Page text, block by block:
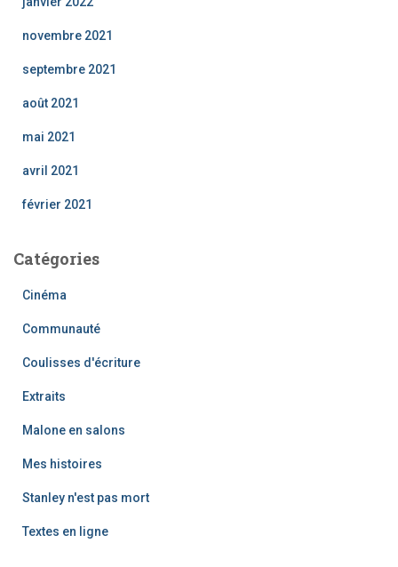
novembre 2021
septembre 2021
août 2021
mai 2021
avril 2021
février 2021
Catégories
Cinéma
Communauté
Coulisses d'écriture
Extraits
Malone en salons
Mes histoires
Stanley n'est pas mort
Textes en ligne